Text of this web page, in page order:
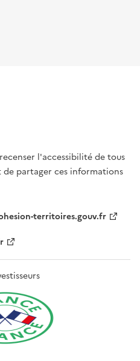
l'accessibilité de tous
partager ces informations
territoires.gouv.fr